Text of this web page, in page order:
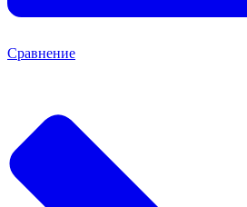
Сравнение